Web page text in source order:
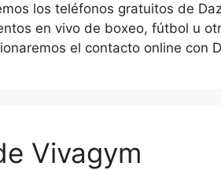
los teléfonos gratuitos de
en vivo de boxeo, fútbol u
el contacto online con
Vivagym